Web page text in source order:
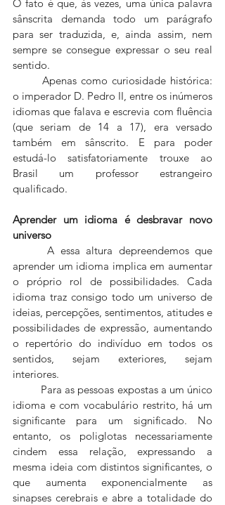
O fato é que, às vezes, uma única palavra
sânscrita demanda todo um parágrafo
para ser traduzida, e, ainda assim, nem
sempre se consegue expressar o seu real
sentido.
o imperador D. Pedro II, entre os inúmeros
idiomas que falava e escrevia com fluência
(que seriam de 14 a 17), era versado
também em sânscrito. E para poder
estudá-lo satisfatoriamente trouxe ao
Brasil um professor estrangeiro
qualificado.
Aprender um idioma é desbravar novo
universo
aprender um idioma implica em aumentar
o próprio rol de possibilidades. Cada
idioma traz consigo todo um universo de
ideias, percepções, sentimentos, atitudes e
possibilidades de expressão, aumentando
o repertório do indivíduo em todos os
sentidos, sejam exteriores, sejam
interiores.
idioma e com vocabulário restrito, há um
significante para um significado. No
entanto, os poliglotas necessariamente
cindem essa relação, expressando a
mesma ideia com distintos significantes, o
que aumenta exponencialmente as
sinapses cerebrais e abre a totalidade do